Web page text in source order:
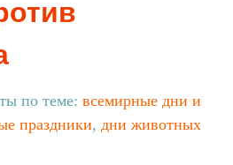
по теме: всемирные дни и
праздники, дни животных